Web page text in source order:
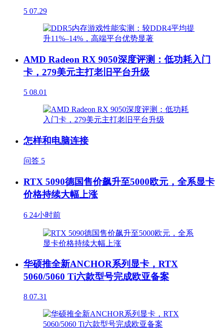
5 07.29
AMD Radeon RX 9050深度评测：低功耗入门
卡，279美元主打老旧平台升级
5 08.01
怎样和电脑连接
问答 5
RTX 5090德国售价飙升至5000欧元，全系显卡
价格持续大幅上涨
6 24小时前
华硕推全新ANCHOR系列显卡，RTX
5060/5060 Ti六款型号完成欧亚备案
8 07.31